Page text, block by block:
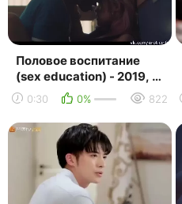
Половое воспитание
(sex education) - 2019, 1
сезон 4 серия - эмма
маккей и кедар у...
0:30 0% 822